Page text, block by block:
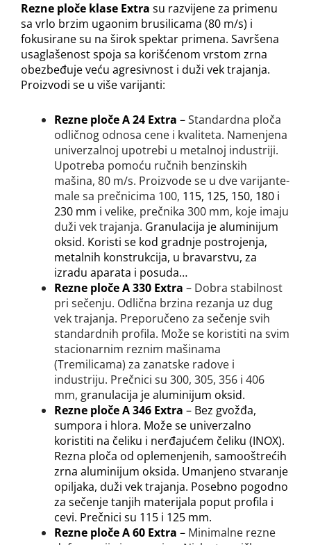
Rezne ploče klase Extra su razvijene za primenu
sa vrlo brzim ugaonim brusilicama (80 m/s) i
fokusirane su na širok spektar primena. Savršena
usaglašenost spoja sa korišćenom vrstom zrna
obezbeđuje veću agresivnost i duži vek trajanja.
Proizvodi se u više varijanti:
Rezne ploče A 24 Extra –Standardna ploča
odličnog odnosa cene i kvaliteta. Namenjena
univerzalnoj upotrebi u metalnoj industriji.
Upotreba pomoću ručnih benzinskih
mašina, 80 m/s. Proizvode se u dve varijante-
male sa prečnicima 100, 115, 125, 150, 180 i
230 mm i velike, prečnika 300 mm, koje imaju
duži vek trajanja. Granulacija je aluminijum
oksid. Koristi se kod gradnje postrojenja,
metalnih konstrukcija, u bravarstvu, za
izradu aparata i posuda…
Rezne ploče A 330 Extra – Dobra stabilnost
pri sečenju. Odlična brzina rezanja uz dug
vek trajanja. Preporučeno za sečenje svih
standardnih profila. Može se koristiti na svim
stacionarnim reznim mašinama
(Tremilicama) za zanatske radove i
industriju. Prečnici su 300, 305, 356 i 406
mm, granulacija je aluminijum oksid.
Rezne ploče A 346 Extra – Bez gvožđa,
sumpora i hlora. Može se univerzalno
koristiti na čeliku i nerđajućem čeliku (INOX).
Rezna ploča od oplemenjenih, samooštrećih
zrna aluminijum oksida. Umanjeno stvaranje
opiljaka, duži vek trajanja. Posebno pogodno
za sečenje tanjih materijala poput profila i
cevi. Prečnici su 115 i 125 mm.
Rezne ploče A 60 Extra – Minimalne rezne